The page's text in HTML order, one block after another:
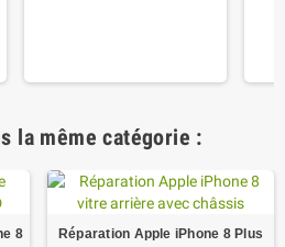
la même catégorie :
8
Réparation Apple iPhone 8 Plus